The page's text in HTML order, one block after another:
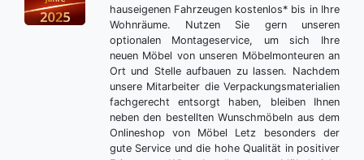
hauseigenen Fahrzeugen kostenlos* bis in Ihre
Wohnräume. Nutzen Sie gern unseren
optionalen Montageservice, um sich Ihre
neuen Möbel von unseren Möbelmonteuren an
Ort und Stelle aufbauen zu lassen. Nachdem
unsere Mitarbeiter die Verpackungsmaterialien
fachgerecht entsorgt haben, bleiben Ihnen
neben den bestellten Wunschmöbeln aus dem
Onlineshop von Möbel Letz besonders der
gute Service und die hohe Qualität in positiver